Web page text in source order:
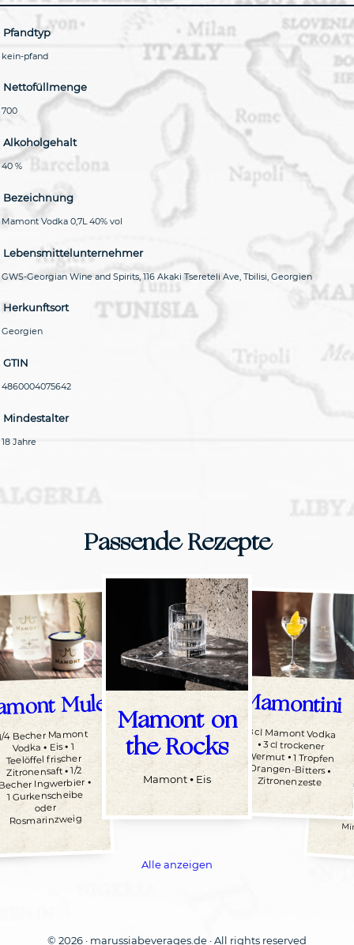
Pfandtyp
kein-pfand
Nettofüllmenge
700
Alkoholgehalt
40 %
Bezeichnung
Mamont Vodka 0,7L 40% vol
Lebensmittelunternehmer
GWS-Georgian Wine and Spirits, 116 Akaki Tsereteli Ave, Tbilisi, Georgien
Herkunftsort
Georgien
GTIN
4860004075642
Mindestalter
18 Jahre
Passende Rezepte
Mamont on
the Rocks
Mamont ⦁ Eis
Mule
4 Becher Mamont
Vodka ⦁ Eis ⦁ 1
Teelöffel frischer
Zitronensaft ⦁ 1/2
Ingwerbier ⦁
1 Gurkenscheibe
oder
Rosmarinzweig
Mamontini
8 cl Mamont Vodka
⦁ 3 cl trockener
Wermut ⦁ 1 Tropfen
Orangen-Bitters ⦁
Zitronenzeste
6 cl
⦁ 3
Alle anzeigen
© 2026 · marussiabeverages.de · All rights reserved